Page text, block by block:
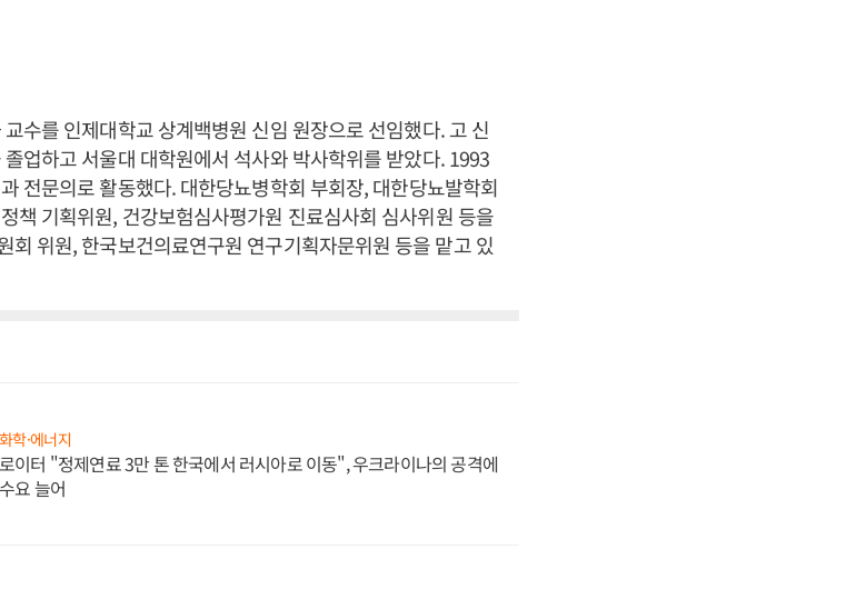
수를 인제대학교 상계백병원 신임 원장으로 선임했다. 고 신
업하고 서울대 대학원에서 석사와 박사학위를 받았다. 1993
전문의로 활동했다. 대한당뇨병학회 부회장, 대한당뇨발학회
책 기획위원, 건강보험심사평가원 진료심사회 심사위원 등을
회 위원, 한국보건의료연구원 연구기획자문위원 등을 맡고 있
화학·에너지
로이터 "정제연료 3만 톤 한국에서 러시아로 이동", 우크라이나의 공격에
수요 늘어